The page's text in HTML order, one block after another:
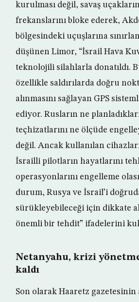
kurulması değil, savaş
frekanslarını bloke ederek,
bölgesindeki uçuşlarına
düşünen Limor, “İsrail Hava
teknolojili silahlarla donatıldı.
özellikle saldırılarda doğru
alınmasını sağlayan GPS
ediyor. Rusların ne
teçhizatlarını ne ölçüde
değil. Ancak kullanılan
İsrailli pilotların hayatlarını
operasyonlarını engelleme
durum, Rusya ve İsrail’i
sürükleyebileceği için dikkate
önemli bir tehdit” ifadelerini
Netanyahu, krizi
kaldı
Son olarak Haaretz